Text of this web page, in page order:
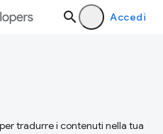
Accedi
tradurre i contenuti nella tua